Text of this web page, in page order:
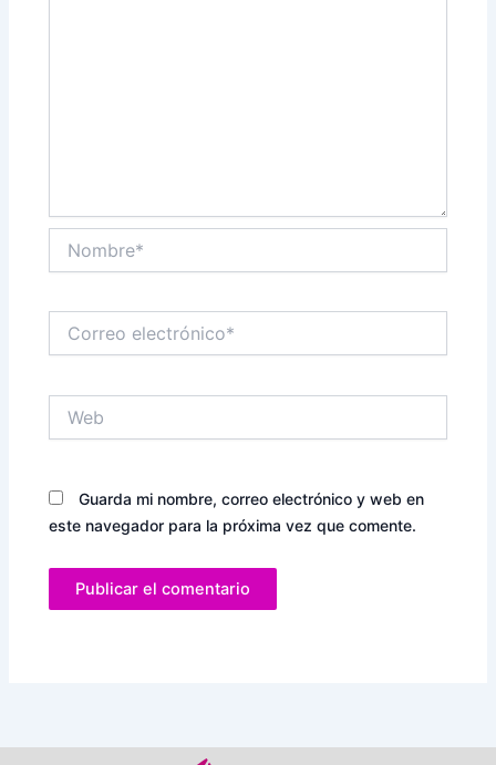
electrónico*
Guarda mi nombre, correo electrónico y web en
este navegador para la próxima vez que comente.